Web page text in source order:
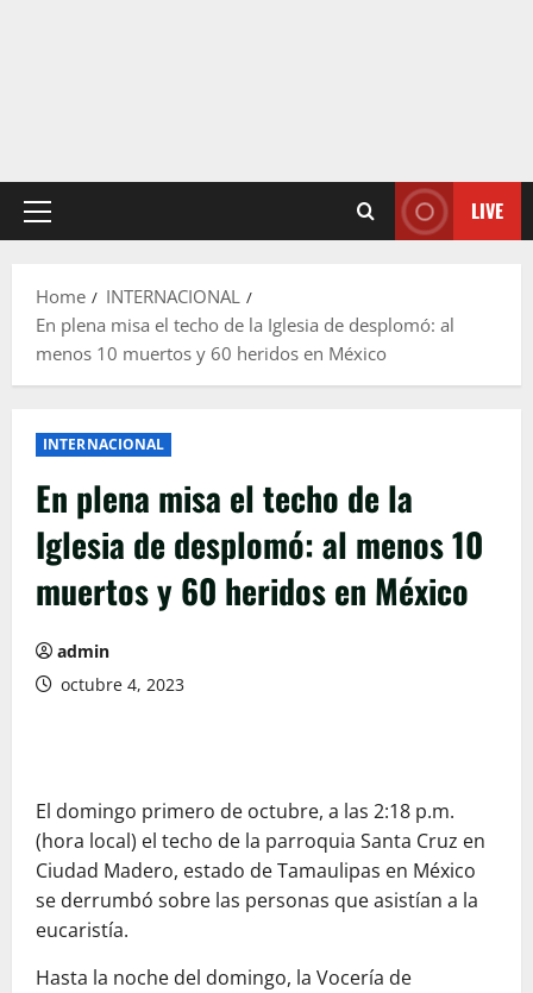
Primary
LIVE
Home
INTERNACIONAL
En plena misa el techo de la Iglesia de desplomó: al
menos 10 muertos y 60 heridos en México
INTERNACIONAL
En plena misa el techo de la
Iglesia de desplomó: al menos 10
muertos y 60 heridos en México
admin
octubre 4, 2023
El domingo primero de octubre, a las 2:18 p.m.
(hora local) el techo de la parroquia Santa Cruz en
Ciudad Madero, estado de Tamaulipas en México
se derrumbó sobre las personas que asistían a la
eucaristía.
Hasta la noche del domingo, la Vocería de